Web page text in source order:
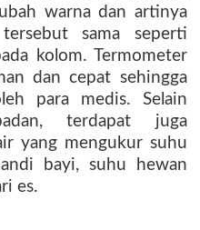
warna dan artinya
sama seperti
kolom. Termometer
dan cepat sehingga
para medis. Selain
terdapat juga
yang mengukur suhu
bayi, suhu hewan
es.